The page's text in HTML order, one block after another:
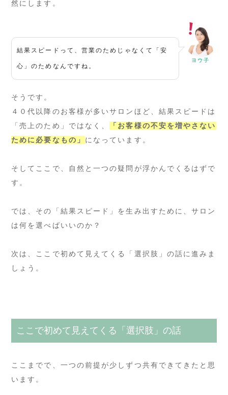
然にします。
結果スピードって、営業のためじゃなくて「安
心」のためなんですね。
ヨウ子
そうです。
４０代以降のお客様が多いサロンほど、結果スピードは
「売上のため」ではなく、
「お客様の不安を増やさない
ために必要なもの」 になっています。
そしてここで、自然と一つの疑問が浮かんでくるはずで
す。
では、その「結果スピード」を生み出すために、サロン
は何を選べばいいのか？
次は、ここで初めて見えてくる「選択肢」の話に進みま
しょう。
ここで初めて見えてくる「選択肢」の話
ここまでで、一つの前提が少しずつ共有できてきたと思
います。